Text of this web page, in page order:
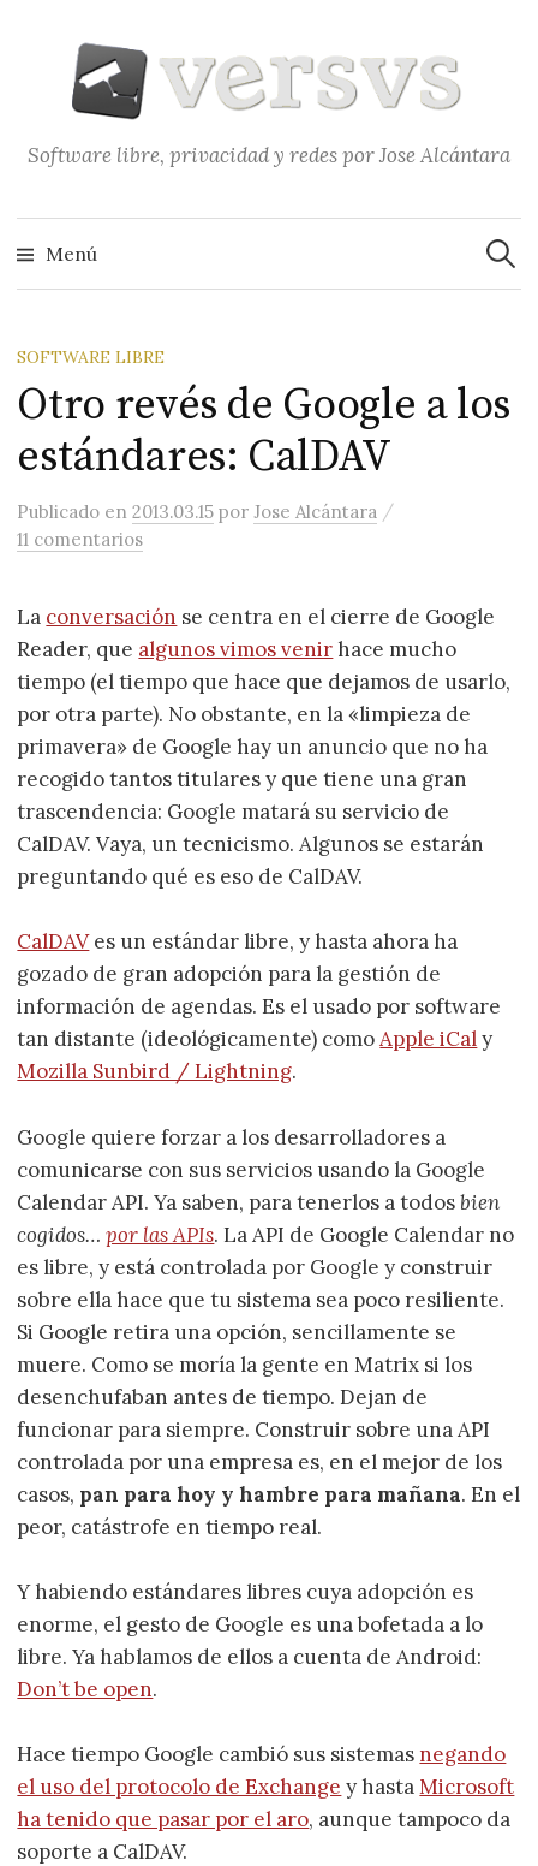
contenido
Software libre, privacidad y redes por Jose Alcántara
Menú
SOFTWARE LIBRE
Otro revés de Google a los
estándares: CalDAV
Publicado en2013.03.15 porJose Alcántara /
11 comentarios
La conversación se centra en el cierre de Google
Reader, que algunos vimos venirhace mucho
tiempo (el tiempo que hace que dejamos de usarlo,
por otra parte). No obstante, en la «limpieza de
primavera» de Google hay un anuncio que no ha
recogido tantos titulares y que tiene una gran
trascendencia: Google matará su servicio de
CalDAV. Vaya, un tecnicismo. Algunos se estarán
preguntando qué es eso de CalDAV.
CalDAVes un estándar libre, y hasta ahora ha
gozado de gran adopción para la gestión de
información de agendas. Es el usado por software
tan distante (ideológicamente) comoApple iCaly
Mozilla Sunbird / Lightning.
Google quiere forzar a los desarrolladores a
comunicarse con sus servicios usando la Google
Calendar API. Ya saben, para tenerlos a todosbien
cogidos…por las APIs. La API de Google Calendar no
es libre, y está controlada por Google y construir
sobre ella hace que tu sistema sea poco resiliente.
Si Google retira una opción, sencillamente se
muere. Como se moría la gente en Matrix si los
desenchufaban antes de tiempo. Dejan de
funcionar para siempre. Construir sobre una API
controlada por una empresa es, en el mejor de los
casos, pan para hoy y hambre para mañana. En el
peor, catástrofe en tiempo real.
Y habiendo estándares libres cuya adopción es
enorme, el gesto de Google es una bofetada a lo
libre. Ya hablamos de ellos a cuenta de Android:
Don’t be open.
Hace tiempo Google cambió sus sistemasnegando
el uso del protocolo de Exchange y hastaMicrosoft
ha tenido que pasar por el aro, aunque tampoco da
soporte a CalDAV.